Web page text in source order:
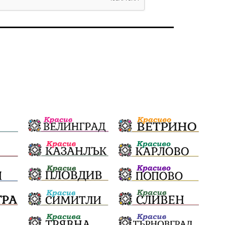
производство Добро дело
Апостол Апостолов
фолклор пострадал
насилие Пътна безопасност